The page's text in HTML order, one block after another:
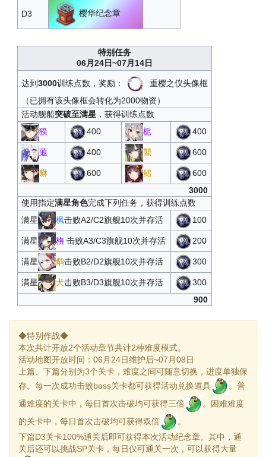
32 35000
55000 随机改造图纸T3
37 60000 栀
38 80000 藏王科技箱T5
39 100000 藏王科技箱T5
D3 樱华纪念章
特别任务
06月24日~07月14日
达到3000训练点数，奖励：
重樱之仪头像框
（已拥有该头像框会转化为2000物资）
活动舰船突破至满星 ，获得训练点数
猤
400 栀 400
蕸 400 鸗 600
貅 600 鲪
600
3000
使用指定满星角色完成下列任务，获得训练点数
满星
枫击败A2/C2旗舰10次并存活 100
满星 栴击败A3/C3旗舰10次并存活 200
满星 鹬击败B2/D2旗舰10次并存活 300
满星 犬击败B3/D3旗舰10次并存活
300
900
◆特别作战◆
本次共计开放2个活动章节共计2种难度模式。
活动地图开放时间：06月24日维护后~07月08日
上篇、下篇分别为3个关卡，难度之间可随意切换，进度单独保
存。每一次成功击败boss关卡都可获得活动兑换道具
。普
通难度的关卡中，每日首次击破均可获得三倍
。困难难度
的关卡中，每日首次击破均可获得双倍
。
下篇D3关卡100%通关后即可获得本次活动纪念章。其中，通
关后还可以挑战SP关卡，每日仅可通关一次，可以获得大量